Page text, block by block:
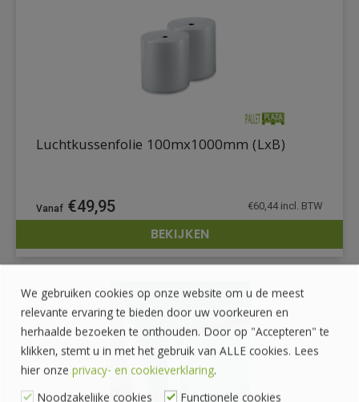
DETAILS
Luchtkussenfolie 100mx1000mm (LxB)
€49,95 €60,44 incl. BTW
BEKIJKEN
We gebruiken cookies op onze website om u de meest
relevante ervaring te bieden door uw voorkeuren en
herhaalde bezoeken te onthouden. Door op "Accepteren" te
klikken, stemt u in met het gebruik van ALLE cookies. Lees
hier onze privacy- en cookieverklaring.